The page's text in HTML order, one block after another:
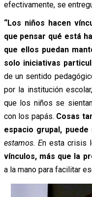
efectivamente, se
“Los niños hacen
que pensar qué está
que ellos puedan
solo iniciativas
de un sentido
por la institución
que los niños se
con los papás. Cosas
espacio grupal,
estamos. En esta crisis
vínculos, más que la
a la mano para facilitar